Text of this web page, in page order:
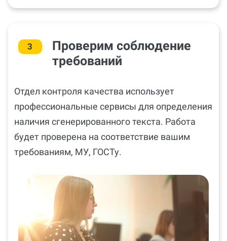
3
Проверим соблюдение
требований
Отдел контроля качества использует
профессиональные сервисы для определения
наличия сгенерированного текста. Работа
будет проверена на соответствие вашим
требованиям, МУ, ГОСТу.